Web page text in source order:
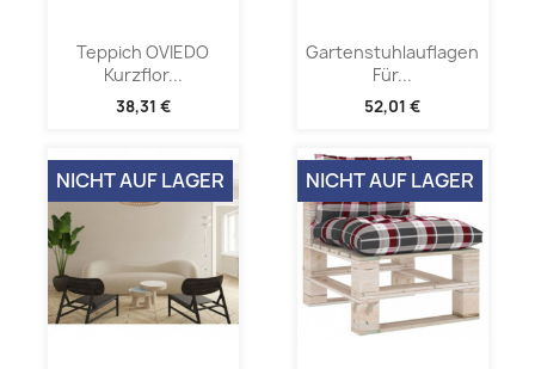
Teppich OVIEDO
Kurzflor...
38,31 €
Gartenstuhlauflagen
Für...
52,01 €
NICHT AUF LAGER NICHT AUF LAGER